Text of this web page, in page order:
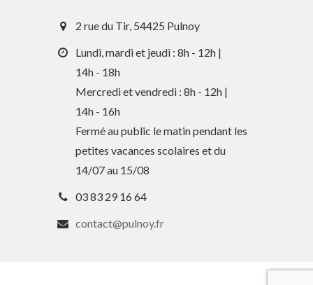
Guide des activités et services
2 rue du Tir, 54425 Pulnoy
Lundi, mardi et jeudi : 8h - 12h |
14h - 18h
Mercredi et vendredi : 8h - 12h |
14h - 16h
Fermé au public le matin pendant les
petites vacances scolaires et du
14/07 au 15/08
03 83 29 16 64
contact@pulnoy.fr